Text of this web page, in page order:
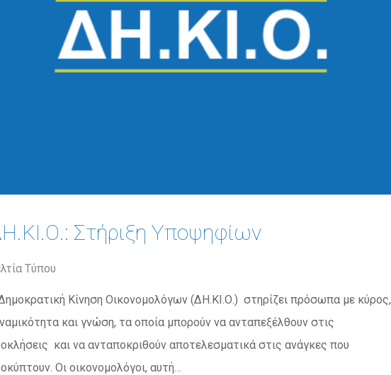
Στήριξη Υποψηφίων
Τύπου
Κίνηση Οικονομολόγων (ΔΗ.ΚΙ.Ο.) στηρίζει πρόσωπα με κύρος,
και γνώση, τα οποία μπορούν να ανταπεξέλθουν στις
και να ανταποκριθούν αποτελεσματικά στις ανάγκες που
Οι οικονομολόγοι, αυτή…